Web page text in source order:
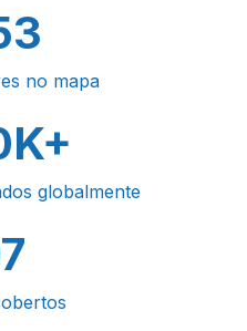
no mapa
globalmente